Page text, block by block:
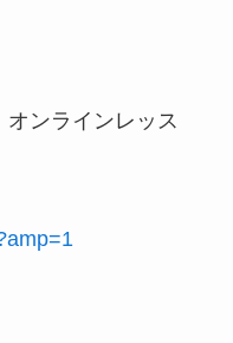
ンラインレッス